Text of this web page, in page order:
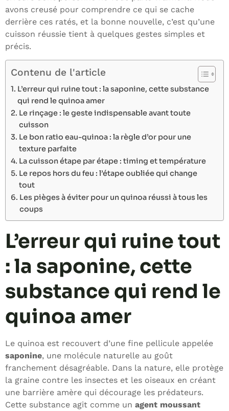
avons creusé pour comprendre ce qui se cache
derrière ces ratés, et la bonne nouvelle, c’est qu’une
cuisson réussie tient à quelques gestes simples et
précis.
Contenu de l'article
L’erreur qui ruine tout : la saponine, cette substance
qui rend le quinoa amer
Le rinçage : le geste indispensable avant toute
cuisson
Le bon ratio eau-quinoa : la règle d’or pour une
texture parfaite
La cuisson étape par étape : timing et température
Le repos hors du feu : l’étape oubliée qui change
tout
Les pièges à éviter pour un quinoa réussi à tous les
coups
L’erreur qui ruine tout
: la saponine, cette
substance qui rend le
quinoa amer
Le quinoa est recouvert d’une fine pellicule appelée
saponine, une molécule naturelle au goût
franchement désagréable. Dans la nature, elle protège
la graine contre les insectes et les oiseaux en créant
une barrière amère qui décourage les prédateurs.
Cette substance agit comme un agent moussant